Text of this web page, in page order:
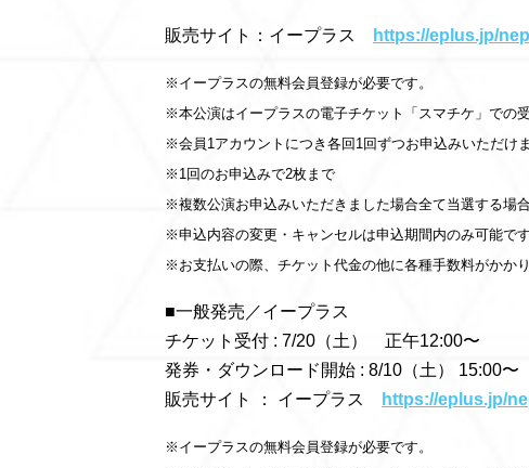
販売サイト：イープラス https://eplus.jp/
※イープラスの無料会員登録が必要です。
※本公演はイープラスの電子チケット「スマチケ」での受
※会員1アカウントにつき各回1回ずつお申込みいただけ
※1回のお申込みで2枚まで
※複数公演お申込みいただきました場合全て当選する場合
※申込内容の変更・キャンセルは申込期間内のみ可能で
※お支払いの際、チケット代金の他に各種手数料がかか
■一般発売／イープラス
チケット受付 : 7/20（土） 正午12:00〜
発券・ダウンロード開始 : 8/10（土） 15:00〜
販売サイト ： イープラス
https://eplus.jp/
※イープラスの無料会員登録が必要です。